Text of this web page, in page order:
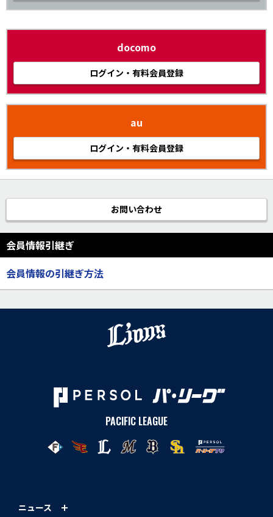
docomo
ログイン・有料会員登録
au
ログイン・有料会員登録
お問い合わせ
会員情報引継ぎ
会員情報の引継ぎ方法
PACIFIC LEAGUE
ニュース